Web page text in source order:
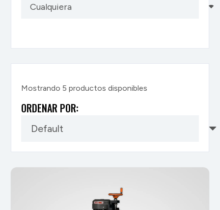
Mostrando 5 productos disponibles
ORDENAR POR: